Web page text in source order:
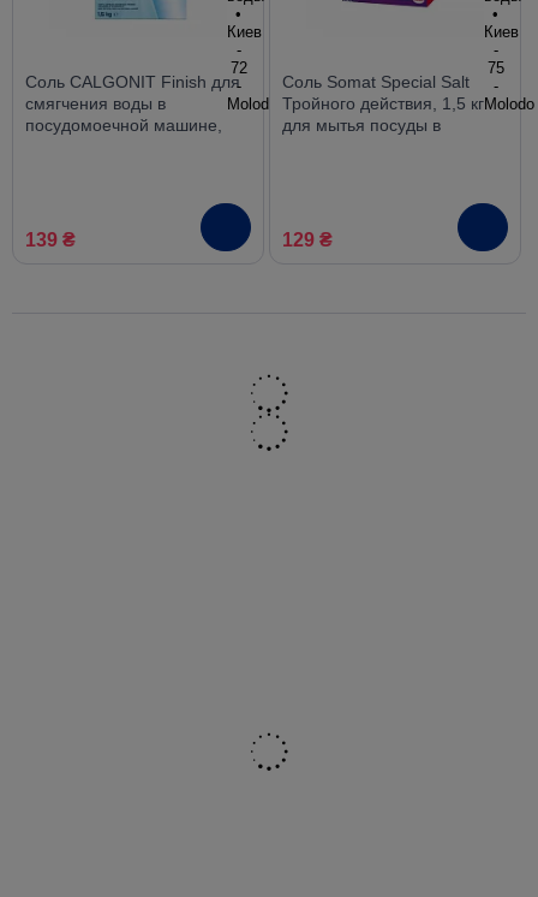
Соль CALGONIT Finish для
смягчения воды в
посудомоечной машине,
139 ₴
Соль Somat Special Salt
Тройного действия, 1,5 кг
для мытья посуды в
129 ₴